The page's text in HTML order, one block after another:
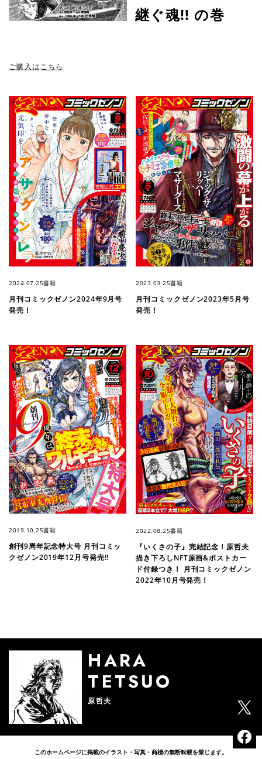
継ぐ魂!! の巻
ご購入はこちら
2024.07.25書籍
月刊コミックゼノン2024年9月号
発売！
2023.03.25書籍
月刊コミックゼノン2023年5月号
発売！
2019.10.25書籍
創刊9周年記念特大号 月刊コミッ
クゼノン2019年12月号発売!!
2022.08.25書籍
『いくさの子』完結記念！原哲夫
描き下ろしNFT原画&ポストカー
ド付録つき！ 月刊コミックゼノン
2022年10月号発売！
HARA
TETSUO
原哲夫
このホームページに掲載のイラスト・写真・商標の無断転載を禁じます。